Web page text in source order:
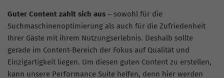
Guter Content zahlt sich aus – sowohl für die
Suchmaschinenoptimierung als auch für die Zufriedenheit
Ihrer Gäste mit ihrem Nutzungserlebnis. Deshalb sollte
gerade im Content-Bereich der Fokus auf Qualität und
Einzigartigkeit liegen. Um diesen guten Content zu erstellen,
kann unsere Performance Suite helfen, denn hier werden